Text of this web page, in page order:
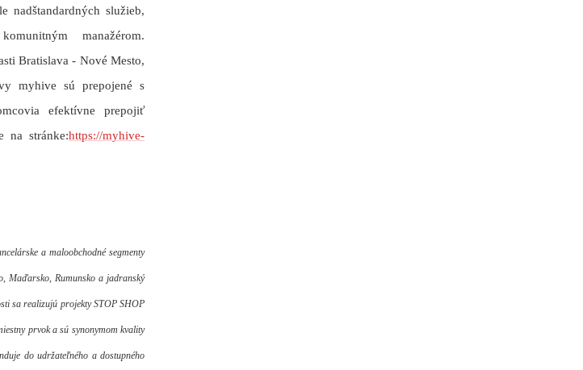
nadštandardných služieb,
manažérom.
Bratislava - Nové Mesto,
myhive sú prepojené s
efektívne prepojiť
na stránke:https://myhive-
a maloobchodné segmenty
Maďarsko, Rumunsko a jadranský
sa realizujú projekty STOP SHOP
prvok a sú synonymom kvality
do udržateľného a dostupného